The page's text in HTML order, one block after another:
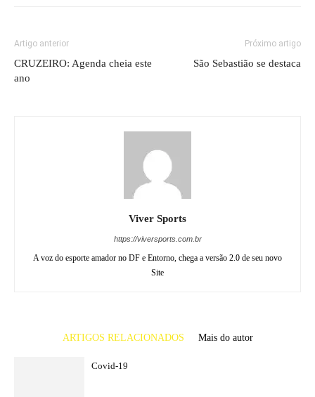
Artigo anterior
CRUZEIRO: Agenda cheia este
ano
Próximo artigo
São Sebastião se destaca
Viver Sports
https://viversports.com.br
A voz do esporte amador no DF e Entorno, chega a versão 2.0 de seu novo
Site
ARTIGOS RELACIONADOS Mais do autor
Covid-19